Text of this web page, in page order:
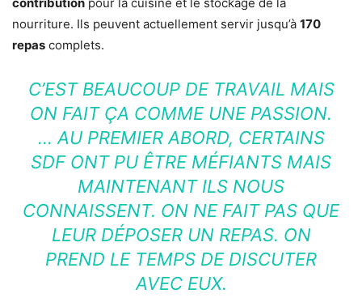
nourriture. Ils peuvent actuellement servir jusqu’à 170
repas complets.
C’EST BEAUCOUP DE TRAVAIL MAIS
ON FAIT ÇA COMME UNE PASSION.
… AU PREMIER ABORD, CERTAINS
SDF ONT PU ÊTRE MÉFIANTS MAIS
MAINTENANT ILS NOUS
CONNAISSENT. ON NE FAIT PAS QUE
LEUR DÉPOSER UN REPAS. ON
PREND LE TEMPS DE DISCUTER
AVEC EUX.